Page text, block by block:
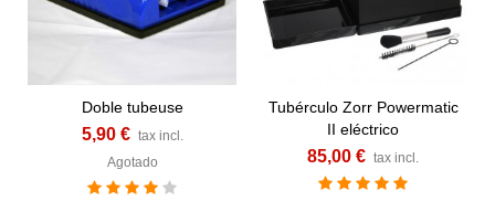
Doble tubeuse
5,90 € tax incl.
Agotado
Tubérculo Zorr Powermatic
II eléctrico
85,00 € tax incl.